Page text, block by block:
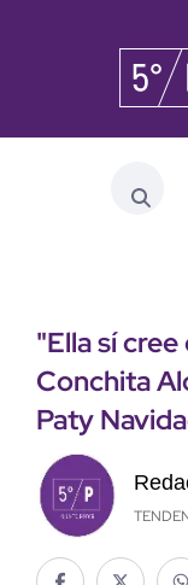
"Ella sí
Conchita
Paty